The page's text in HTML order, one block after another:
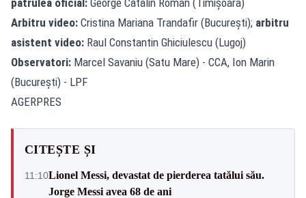
Arbitru video: Cristina Mariana Trandafir (București); arbitru
asistent video: Raul Constantin Ghiciulescu (Lugoj)
Observatori: Marcel Savaniu (Satu Mare) - CCA, Ion Marin
(București) - LPF
AGERPRES
CITEȘTE ȘI
11:10Lionel Messi, devastat de pierderea tatălui său.
Jorge Messi avea 68 de ani